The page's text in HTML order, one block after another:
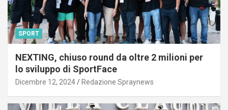
SPORT
NEXTING, chiuso round da oltre 2 milioni per
lo sviluppo di SportFace
Dicembre 12, 2024 Redazione Spraynews